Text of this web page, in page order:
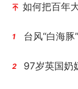
如何把百年
1
2